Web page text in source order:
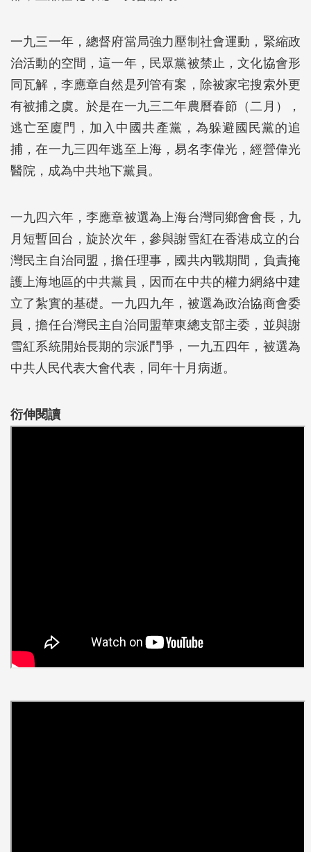
一九三一年，總督府當局強力壓制社會運動，緊縮政
治活動的空間，這一年，民眾黨被禁止，文化協會形
同瓦解，李應章自然是列管有案，除被家宅搜索外更
有被捕之虞。於是在一九三二年農曆春節（二月），
逃亡至廈門，加入中國共產黨，為躲避國民黨的追
捕，在一九三四年逃至上海，易名李偉光，經營偉光
醫院，成為中共地下黨員。
一九四六年，李應章被選為上海台灣同鄉會會長，九
月短暫回台，旋於次年，參與謝雪紅在香港成立的台
灣民主自治同盟，擔任理事，國共內戰期間，負責掩
護上海地區的中共黨員，因而在中共的權力網絡中建
立了紮實的基礎。一九四九年，被選為政治協商會委
員，擔任台灣民主自治同盟華東總支部主委，並與謝
雪紅系統開始長期的宗派鬥爭，一九五四年，被選為
中共人民代表大會代表，同年十月病逝。
衍伸閱讀